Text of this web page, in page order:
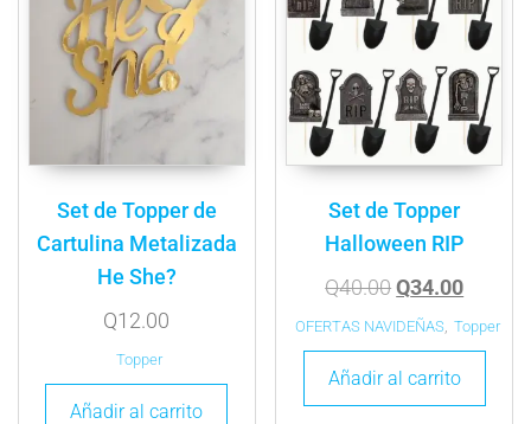
Set de Topper de
Cartulina Metalizada
He She?
Q12.00
Topper
Añadir al carrito
Set de Topper
Halloween RIP
Q40.00Q34.00
OFERTAS NAVIDEÑAS Topper
Añadir al carrito